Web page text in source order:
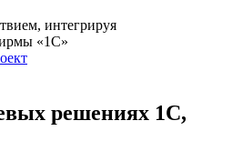
интегрируя
«1С»
решениях 1С,